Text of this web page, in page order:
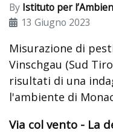
By Istituto per
13 Giugno 2023
Misurazione di
Vinschgau (Sud
risultati di una
l'ambiente di
Via col vento - La